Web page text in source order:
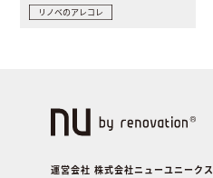
リノベのアレコレ
運営会社 株式会社ニューユニークス